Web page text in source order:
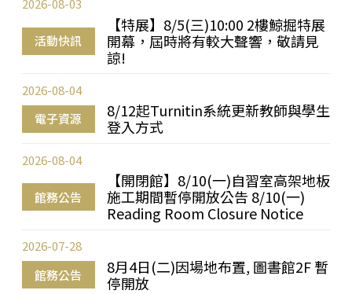
活動快訊
【特展】8/5(三)10:00 2樓鯨掘特展
開幕，屆時將有較大聲響，敬請見
諒!
2026-08-03
電子資源
8/12起Turnitin系統更新教師與學生
登入方式
2026-08-04
館務公告
【開閉館】8/10(一)自習室高架地板
施工期間暫停開放公告 8/10(一)
Reading Room Closure Notice
2026-08-04
館務公告
8月4日(二)因場地布置, 圖書館2F 暫
停開放
2026-07-28